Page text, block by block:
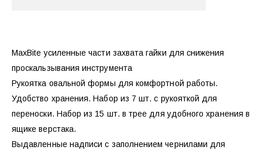
MaxBite усиленные части захвата гайки для снижения
проскальзывания инструмента
Рукоятка овальной формы для комфортной работы.
Удобство хранения. Набор из 7 шт. с рукояткой для
переноски. Набор из 15 шт. в трее для удобного хранения в
ящике верстака.
Выдавленные надписи с заполнением чернилами для